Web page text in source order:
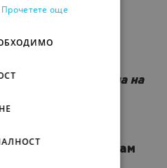
бутона на лаптопа на
искам да си продам
Прочетете още